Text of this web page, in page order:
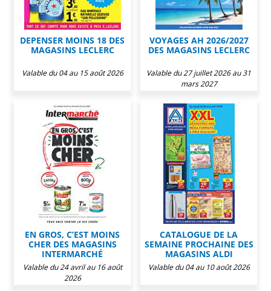
DEPENSER MOINS 18 DES
MAGASINS LECLERC
Valable du 04 au 15 août 2026
VOYAGES AH 2026/2027
DES MAGASINS LECLERC
Valable du 27 juillet 2026 au 31
mars 2027
EN GROS, C’EST MOINS
CHER DES MAGASINS
INTERMARCHÉ
Valable du 24 avril au 16 août
2026
CATALOGUE DE LA
SEMAINE PROCHAINE DES
MAGASINS ALDI
Valable du 04 au 10 août 2026